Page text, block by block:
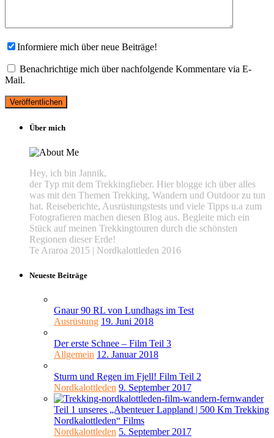
Informiere mich über neue Beiträge!
Benachrichtige mich über nachfolgende Kommentare via E-
Mail.
Über mich
Hey, ich bin Jannik,
der Typ mit dem Trekkingfieber. Hier blogge ich über alles
was mit den Themen Trekking, Wandern und Outdoor zu tun
hat. Reiseberichte, Ausrüstungstests und viele Tipps u.a zum
Fotografieren machen diesen Blog aus. Begleite mich ein
Stück auf meinen Trekkingtouren durch die schönsten
Regionen dieser Erde!
Te Araroa 2015 | Nordkalottleden 2016
Neueste Beiträge
Gnaur 90 RL von Lundhags im Test
Ausrüstung 19. Juni 2018
Der erste Schnee – Film Teil 3
Allgemein 12. Januar 2018
Sturm und Regen im Fjell! Film Teil 2
Nordkalottleden 9. September 2017
Teil 1 unseres „Abenteuer Lappland | 500 Km Trekking
Nordkalottleden“ Films
Nordkalottleden 5. September 2017